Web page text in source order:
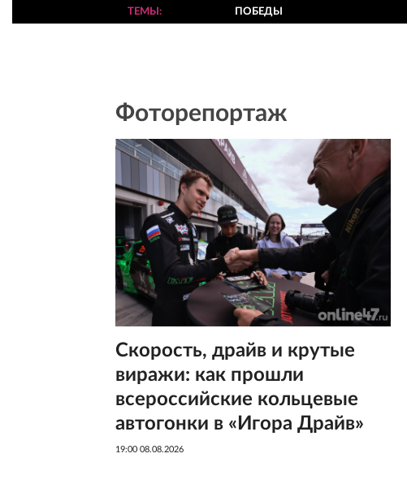
ТЕМЫ ПОБЕДЫ
Фоторепортаж
Скорость, драйв и крутые
виражи: как прошли
всероссийские кольцевые
автогонки в «Игора Драйв»
19:00 08.08.2026